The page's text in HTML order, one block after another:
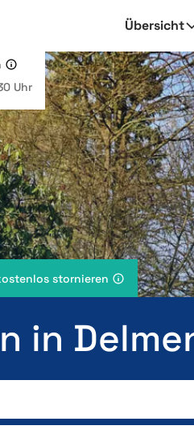
Übersicht
Uhr
stornieren
in